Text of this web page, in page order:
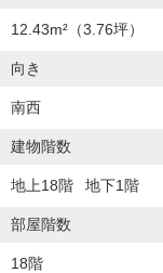
12.43m² （3.76坪）
向き
南西
建物階数
地上18階 地下1階
部屋階数
18階